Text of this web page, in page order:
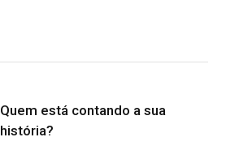
Quem está contando a sua
história?